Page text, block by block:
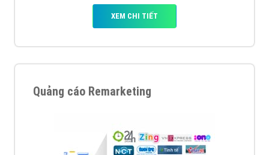
XEM CHI TIẾT
Quảng cáo Remarketing